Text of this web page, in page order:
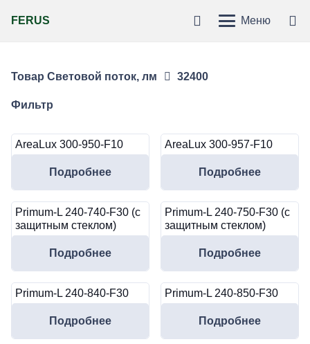
FERUS Меню
Товар Световой поток, лм 32400
Фильтр
AreaLux 300-950-F10
Подробнее
AreaLux 300-957-F10
Подробнее
Primum-L 240-740-F30 (с
защитным стеклом)
Подробнее
Primum-L 240-750-F30 (с
защитным стеклом)
Подробнее
Primum-L 240-840-F30
Подробнее
Primum-L 240-850-F30
Подробнее